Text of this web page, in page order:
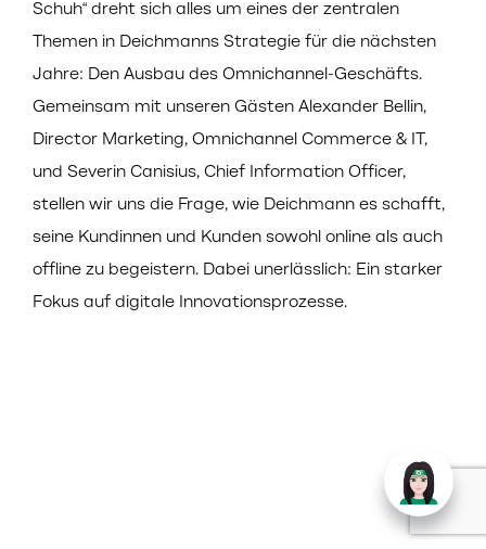
Schuh“ dreht sich alles um eines der zentralen
Themen in Deichmanns Strategie für die nächsten
Jahre: Den Ausbau des Omnichannel-Geschäfts.
Gemeinsam mit unseren Gästen Alexander Bellin,
Director Marketing, Omnichannel Commerce & IT,
und Severin Canisius, Chief Information Officer,
stellen wir uns die Frage, wie Deichmann es schafft,
seine Kundinnen und Kunden sowohl online als auch
offline zu begeistern. Dabei unerlässlich: Ein starker
Fokus auf digitale Innovationsprozesse.